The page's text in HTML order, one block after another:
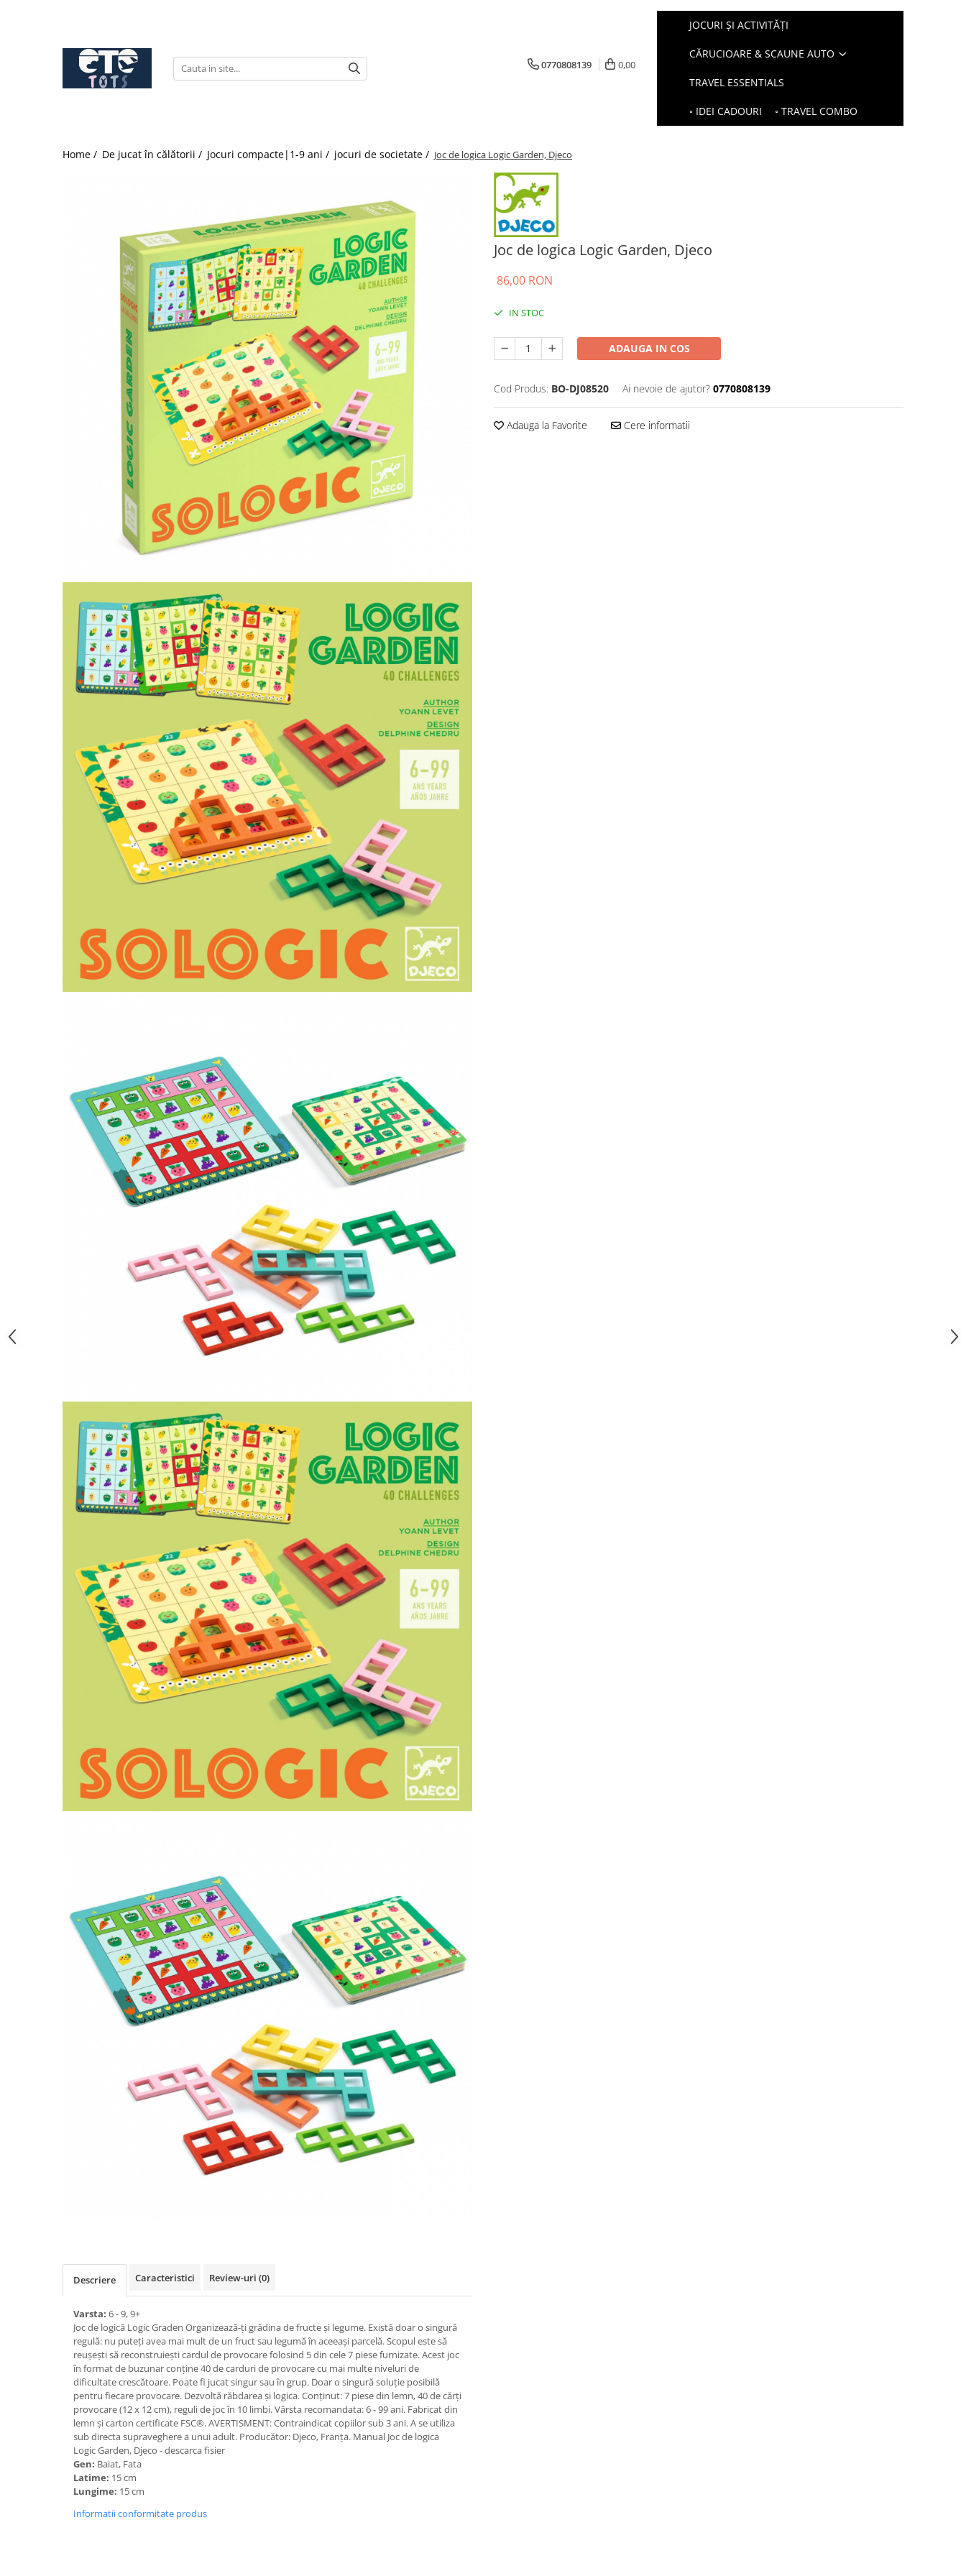
CĂRUCIOARE & SCAUNE AUTO
cărucioare YOYO
0770808139 0,00
JOCURI ȘI ACTIVITĂȚI
CĂRUCIOARE & SCAUNE AUTO
TRAVEL ESSENTIALS
◦ IDEI CADOURI ◦ TRAVEL COMBO
Home / De jucat în călătorii / Jocuri compacte|1-9 ani / jocuri de societate / Joc de logica Logic Garden, Djeco
Joc de logica Logic Garden, Djeco
86,00 RON
IN STOC
ADAUGA IN COS
Cod Produs: BO-DJ08520 Ai nevoie de ajutor? 0770808139
Adauga la Favorite Cere informatii
Descriere Caracteristici Review-uri (0)
Varsta: 6 - 9, 9+
Joc de logică Logic Graden Organizează-ți grădina de fructe și legume. Există doar o singură
regulă: nu puteți avea mai mult de un fruct sau legumă în aceeași parcelă. Scopul este să
reușești să reconstruiești cardul de provocare folosind 5 din cele 7 piese furnizate. Acest joc
în format de buzunar conține 40 de carduri de provocare cu mai multe niveluri de
dificultate crescătoare. Poate fi jucat singur sau în grup. Doar o singură soluție posibilă
pentru fiecare provocare. Dezvoltă răbdarea și logica. Conținut: 7 piese din lemn, 40 de cărți
provocare (12 x 12 cm), reguli de joc în 10 limbi. Vârsta recomandata: 6 - 99 ani. Fabricat din
lemn și carton certificate FSC®. AVERTISMENT: Contraindicat copiilor sub 3 ani. A se utiliza
sub directa supraveghere a unui adult. Producător: Djeco, Franța. Manual Joc de logica
Logic Garden, Djeco - descarca fisier
Gen: Baiat, Fata
Latime: 15 cm
Lungime: 15 cm
Informatii conformitate produs